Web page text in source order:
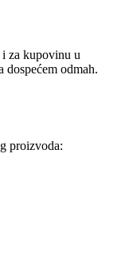
za kupovinu u
dospećem odmah.
proizvoda: